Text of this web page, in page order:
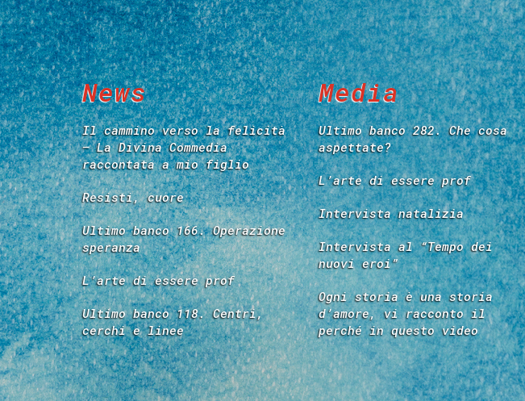
News
Il cammino verso la felicità
– La Divina Commedia
raccontata a mio figlio
Resisti, cuore
Ultimo banco 166. Operazione
speranza
L’arte di essere prof
Ultimo banco 118. Centri,
cerchi e linee
Media
Ultimo banco 282. Che cosa
aspettate?
L’arte di essere prof
Intervista natalizia
Intervista al “Tempo dei
nuovi eroi”
Ogni storia è una storia
d’amore, vi racconto il
perché in questo video